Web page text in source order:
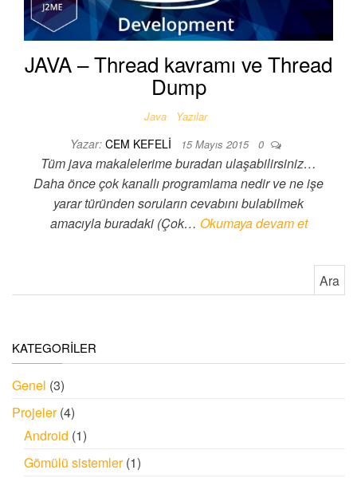
JAVA – Thread kavramı ve Thread
Dump
Java Yazılar
Yazar: CEM KEFELI 15 Mayıs 2015 0
Tüm java makalelerime buradan ulaşabilirsiniz…
Daha önce çok kanallı programlama nedir ve ne işe
yarar türünden soruların cevabını bulabilmek
amacıyla buradaki (Çok… Okumaya devam et
KATEGORİLER
Genel (3)
Projeler(4)
Android (1)
Gömülü sistemler(1)